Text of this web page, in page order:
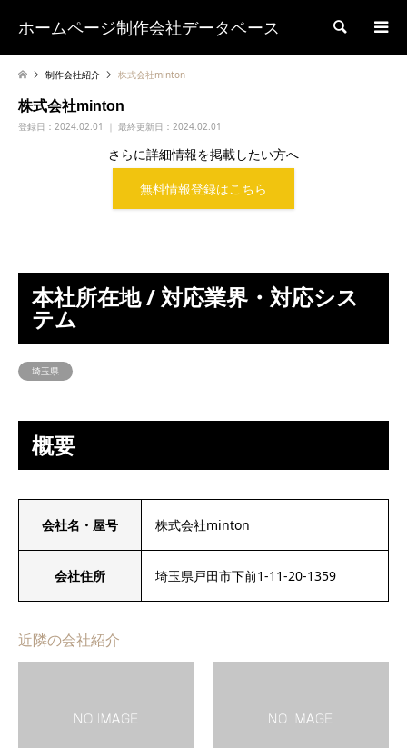
ホームページ制作会社データベース 検索
制作会社紹介 株式会社minton
株式会社minton
登録日： 2024.02.01 ｜ 最終更新日：2024.02.01
さらに詳細情報を掲載したい方へ
無料情報登録はこちら
本社所在地 / 対応業界・対応シス
テム
埼玉県
概要
会社名・屋号 株式会社minton
会社住所 埼玉県戸田市下前1-11-20-1359
近隣の会社紹介